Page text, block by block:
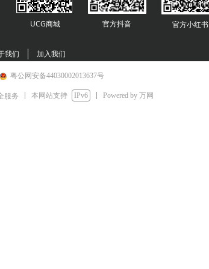
我们 加入我们
UCG商城 官方抖音 官方小红书
粤公网安备44030002013637号
服务 本网站支持 IPv6 Powered by 万网